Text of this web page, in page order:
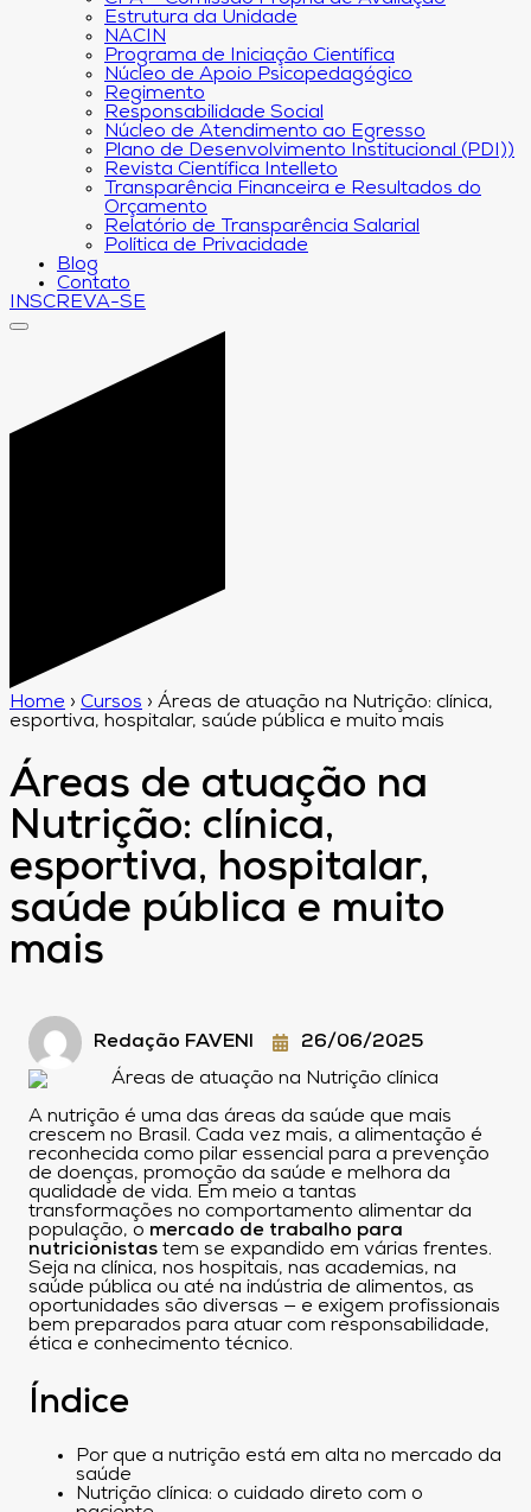
Estrutura da Unidade
NACIN
Programa de Iniciação Científica
Núcleo de Apoio Psicopedagógico
Regimento
Responsabilidade Social
Núcleo de Atendimento ao Egresso
Plano de Desenvolvimento Institucional (PDI))
Revista Científica Intelleto
Transparência Financeira e Resultados do
Orçamento
Relatório de Transparência Salarial
Política de Privacidade
Blog
Contato
INSCREVA-SE
Home › Cursos › Áreas de atuação na Nutrição: clínica,
esportiva, hospitalar, saúde pública e muito mais
Áreas de atuação na
Nutrição: clínica,
esportiva, hospitalar,
saúde pública e muito
mais
Redação FAVENI 26/06/2025
A nutrição é uma das áreas da saúde que mais
crescem no Brasil. Cada vez mais, a alimentação é
reconhecida como pilar essencial para a prevenção
de doenças, promoção da saúde e melhora da
qualidade de vida. Em meio a tantas
transformações no comportamento alimentar da
população, o mercado de trabalho para
nutricionistas tem se expandido em várias frentes.
Seja na clínica, nos hospitais, nas academias, na
saúde pública ou até na indústria de alimentos, as
oportunidades são diversas — e exigem profissionais
bem preparados para atuar com responsabilidade,
ética e conhecimento técnico.
Índice
Por que a nutrição está em alta no mercado da
saúde
Nutrição clínica: o cuidado direto com o